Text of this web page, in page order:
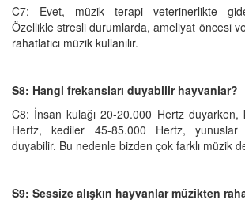
C7: Evet, müzik terapi veterinerlikte
Özellikle stresli durumlarda, ameliyat öncesi
rahatlatıcı müzik kullanılır.
S8: Hangi frekansları duyabilir hayvanlar?
C8: İnsan kulağı 20-20.000 Hertz duyarken,
Hertz, kediler 45-85.000 Hertz, yunuslar
duyabilir. Bu nedenle bizden çok farklı müzik
S9: Sessize alışkın hayvanlar müzikten